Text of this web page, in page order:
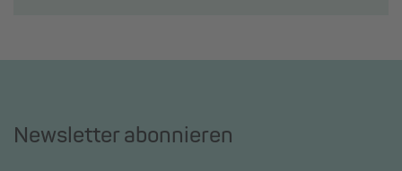
Newsletter abonnieren